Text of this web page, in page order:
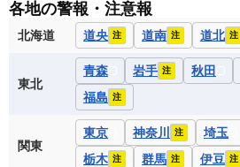
各地の警報・注意報
北海道 道央 注 道南 注 道北 注
東北
青森 岩手 注 秋田
福島 注
関東
東京 神奈川 注 埼玉
栃木 注 群馬 注 伊豆 注